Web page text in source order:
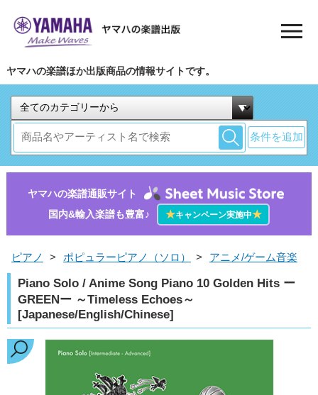
ヤマハの楽譜ほか出版商品の情報サイトです。
条件を追加
ヤマハの楽譜通販サイト
国内&輸入楽譜も豊富♪
★キャンペーン実施中★
ピアノ > ポピュラーピアノ（ソロ） > アニメ/ゲーム音楽
Piano Solo / Anime Song Piano 10 Golden Hits ー
GREENー ～Timeless Echoes～
[Japanese/English/Chinese]